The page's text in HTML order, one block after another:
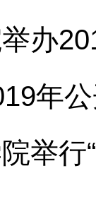
办
年
举行